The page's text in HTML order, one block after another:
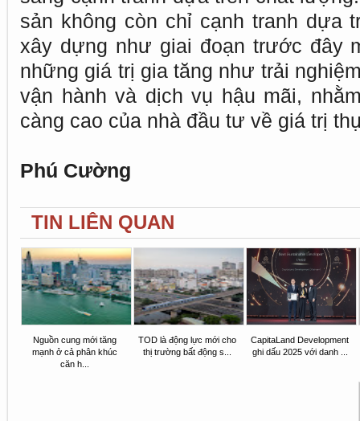
sản không còn chỉ cạnh tranh dựa
xây dựng như giai đoạn trước đây
những giá trị gia tăng như trải
vận hành và dịch vụ hậu mãi,
càng cao của nhà đầu tư về giá trị
Phú Cường
TIN LIÊN QUAN
Nguồn cung mới tăng
mạnh ở cả phân khúc
căn h...
TOD là động lực mới cho
thị trường bất động s...
CapitaLand Development
ghi dấu 2025 với danh ...